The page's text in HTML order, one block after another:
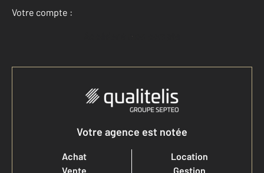
Votre compte :
Accéder à mon compte
Votre agence est notée
Achat
Vente
Location
Gestion